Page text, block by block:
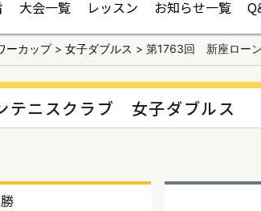
大会一覧 レッスン お知らせ一覧
ーカップ> 女子ダブルス > 第1763回 新座ロー
ニスクラブ 女子ダブルス